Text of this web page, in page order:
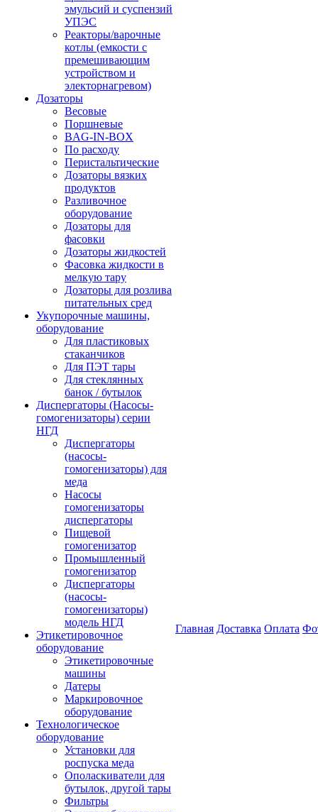
эмульсий и суспензий
УПЭС
Реакторы/варочные
котлы (емкости с
премешивающим
устройством и
электорнагревом)
Дозаторы
Весовые
Поршневые
BAG-IN-BOX
По расходу
Перистальтические
Дозаторы вязких
продуктов
Разливочное
оборудование
Дозаторы для
фасовки
Дозаторы жидкостей
Фасовка жидкости в
мелкую тару
Дозаторы для розлива
питательных сред
Укупорочные машины,
оборудование
Для пластиковых
стаканчиков
Для ПЭТ тары
Для стеклянных
банок / бутылок
Диспергаторы (Насосы-
гомогенизаторы) серии
НГД
Диспергаторы
(насосы-
гомогенизаторы) для
меда
Насосы
гомогенизаторы
диспергаторы
Пищевой
гомогенизатор
Промышленный
гомогенизатор
Диспергаторы
(насосы-
гомогенизаторы)
модель НГД
Этикетировочное
оборудование
Этикетировочные
машины
Датеры
Маркировочное
оборудование
Технологическое
оборудование
Установки для
роспуска меда
Ополаскиватели для
бутылок, другой тары
Фильтры
Главная Доставка Оплата